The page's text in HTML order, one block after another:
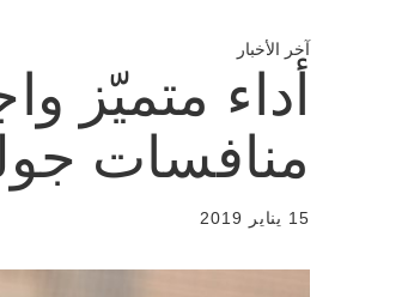
آخر الأخبار
أداء متميّز
منافسات
15 يناير 2019